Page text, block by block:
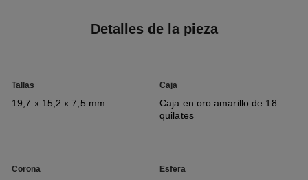
Detalles de la pieza
Tallas
19,7 x 15,2 x 7,5 mm
Caja
Caja en oro amarillo de 18
quilates
Corona Esfera